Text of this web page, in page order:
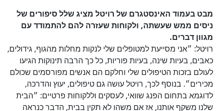
מבט בעמוד האינסטגרם של רויטל מציג שלל סיפורים של
ניסים ממש שעשתה, ולקוחות שעזרה להם להתמודד עם
מגוון דברים.
רויטל: ״אני מסייעת למטופלים שלי לנקות מחלות מהגוף, גידולים,
כאבים, בעיות שינה, בעיות פוריות, כל כך הרבה תינוקות הגיעו
לעולם בזכות הטיפולים שלי וחלקם הם אנשים מפורסמים שכולם
מכירים״. בנוסף לכך, רויטל עושה גם טיפולים, יעוץ והדרכה,
לדוגמא בתחום הפנג שוואי, לעסקים וללקוחות פרטיים: ״הבית
שלנו משקף אותנו, אז אם משהו לא תקין בבית, הדבר כנראה